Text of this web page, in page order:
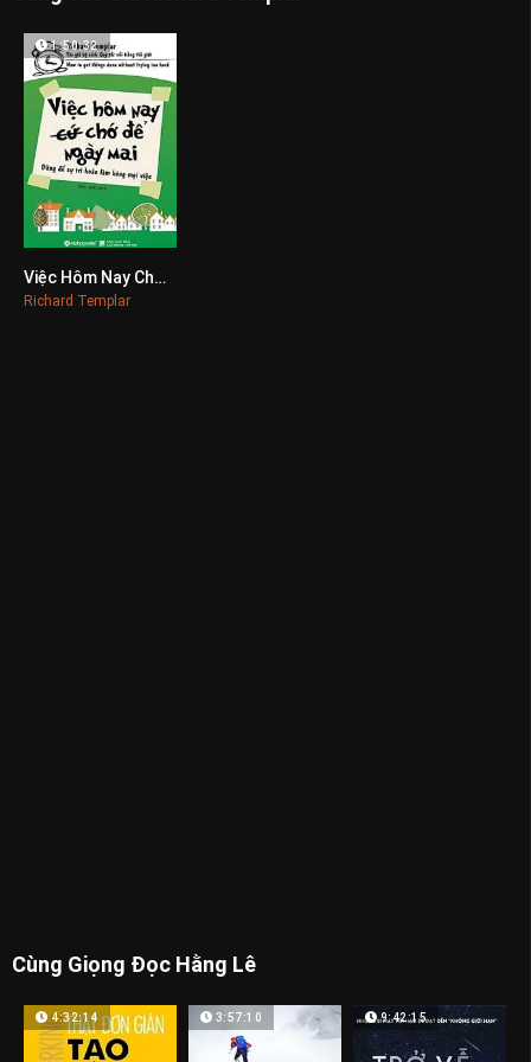
0
1:50:32
Việc Hôm Nay Chớ Để Ngày Mai
Richard Templar
Cùng Giọng Đọc Hằng Lê
4:32:14 3:57:10 9:42:15